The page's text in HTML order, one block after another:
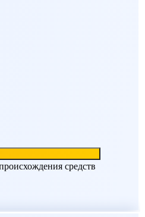
средств